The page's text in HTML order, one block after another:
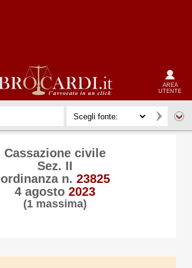
AREA
UTENTE
Cassazione civile
Sez. II
ordinanza n. 23825
4 agosto 2023
(1 massima)